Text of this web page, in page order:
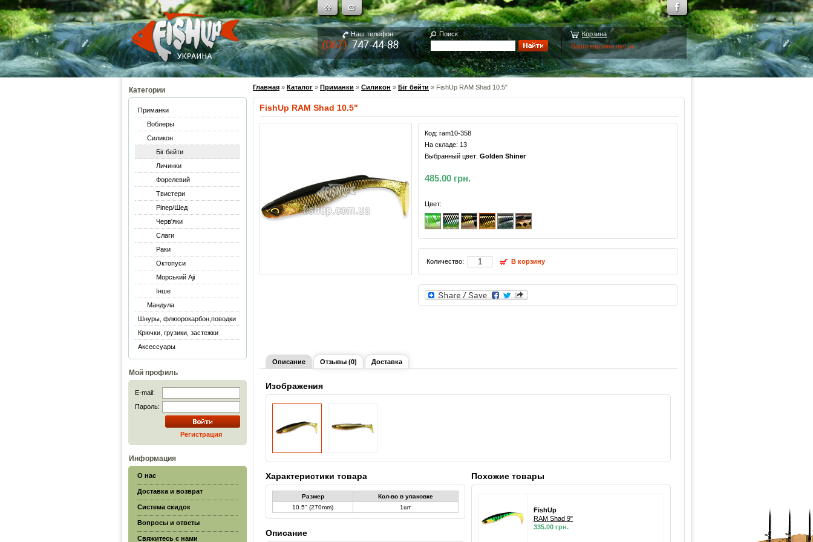
Наш телефон Поиск
Корзина
Ваша корзина пуста
Категории
Приманки
Воблеры
Силикон
Біг бейти
Личинки
Форелевий
Твистери
Ріпер/Шед
Черв'яки
Слаги
Раки
Октопуси
Морський Aji
Інше
Мандула
Шнуры, флюорокарбон,поводки
Крючки, грузики, застежки
Аксессуары
Мой профиль
E-mail:
Пароль:
Регистрация
Информация
О нас
Доставка и возврат
Система скидок
Вопросы и ответы
Свяжитесь с нами
Главная » Каталог » Приманки » Силикон » Біг бейти » FishUp RAM Shad 10.5"
FishUp RAM Shad 10.5"
Код: ram10-358
На складе: 13
Выбранный цвет: Golden Shiner
485.00 грн.
Цвет:
Количество: В корзину
Описание Отзывы (0) Доставка
Изображения
Характеристики товара
Размер
Кол-во в упаковке
10.5" (270mm)
1шт
Описание
Похожие товары
FishUp
RAM Shad 9"
335.00 грн.